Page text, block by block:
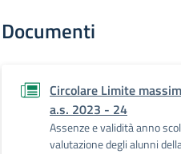
Documenti
Circolare Limite
a.s. 2023 - 24
Assenze e validità anno
valutazione degli alunni